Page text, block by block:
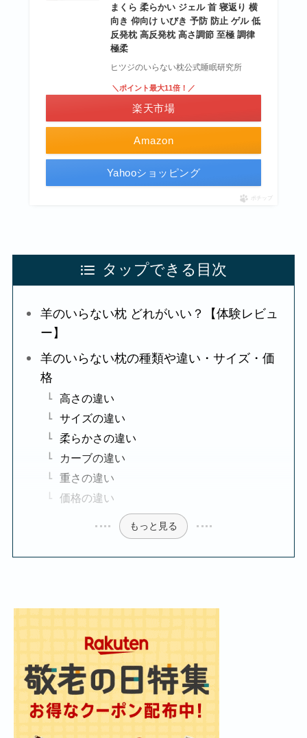
まくら 柔らかい ジェル 首 寝返り 横
向き 仰向け いびき 予防 防止 ゲル 低
反発枕 高反発枕 高さ調節 至極 調律
極柔
ヒツジのいらない枕公式睡眠研究所
Amazon
＼ポイント最大11倍！／
楽天市場
Yahooショッピング
ポチップ
タップできる目次
羊のいらない枕 どれがいい？【体験レビュ
ー】
羊のいらない枕の種類や違い・サイズ・価
格
高さの違い
サイズの違い
柔らかさの違い
カーブの違い
重さの違い
価格の違い
もっと見る